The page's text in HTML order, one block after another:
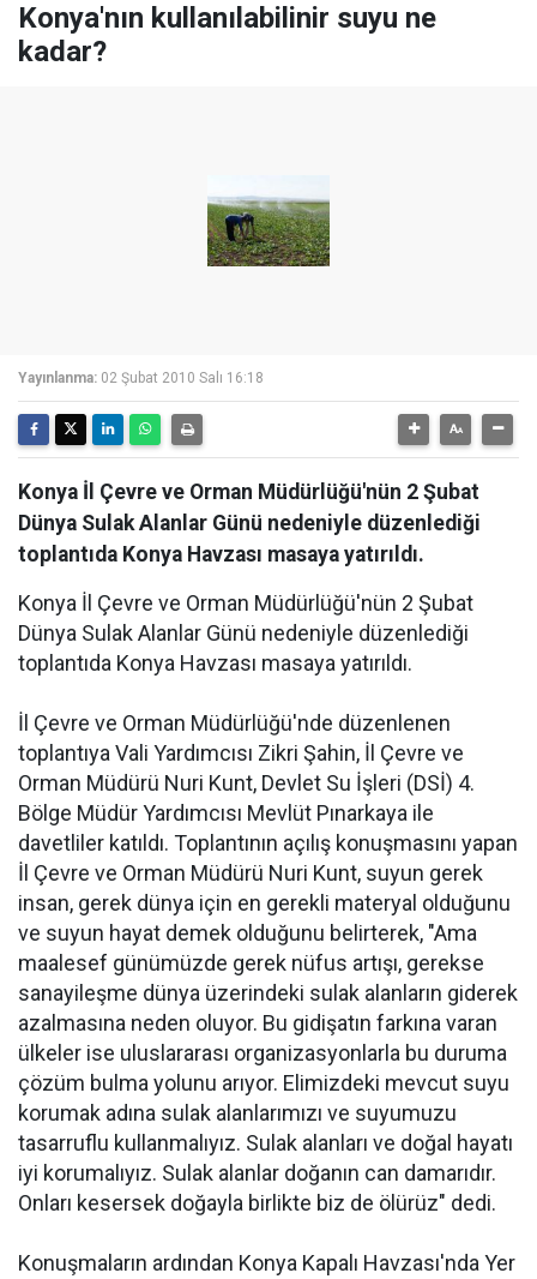
Konya'nın kullanılabilinir suyu ne
kadar?
Yayınlanma: 02 Şubat 2010 Salı 16:18
Konya İl Çevre ve Orman Müdürlüğü'nün 2 Şubat
Dünya Sulak Alanlar Günü nedeniyle düzenlediği
toplantıda Konya Havzası masaya yatırıldı.
Konya İl Çevre ve Orman Müdürlüğü'nün 2 Şubat
Dünya Sulak Alanlar Günü nedeniyle düzenlediği
toplantıda Konya Havzası masaya yatırıldı.
İl Çevre ve Orman Müdürlüğü'nde düzenlenen
toplantıya Vali Yardımcısı Zikri Şahin, İl Çevre ve
Orman Müdürü Nuri Kunt, Devlet Su İşleri (DSİ) 4.
Bölge Müdür Yardımcısı Mevlüt Pınarkaya ile
davetliler katıldı. Toplantının açılış konuşmasını yapan
İl Çevre ve Orman Müdürü Nuri Kunt, suyun gerek
insan, gerek dünya için en gerekli materyal olduğunu
ve suyun hayat demek olduğunu belirterek, "Ama
maalesef günümüzde gerek nüfus artışı, gerekse
sanayileşme dünya üzerindeki sulak alanların giderek
azalmasına neden oluyor. Bu gidişatın farkına varan
ülkeler ise uluslararası organizasyonlarla bu duruma
çözüm bulma yolunu arıyor. Elimizdeki mevcut suyu
korumak adına sulak alanlarımızı ve suyumuzu
tasarruflu kullanmalıyız. Sulak alanları ve doğal hayatı
iyi korumalıyız. Sulak alanlar doğanın can damarıdır.
Onları kesersek doğayla birlikte biz de ölürüz" dedi.
Konuşmaların ardından Konya Kapalı Havzası'nda Yer